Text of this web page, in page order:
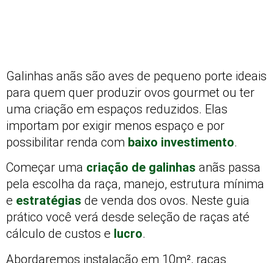
Galinhas anãs são aves de pequeno porte ideais
para quem quer produzir ovos gourmet ou ter
uma criação em espaços reduzidos. Elas
importam por exigir menos espaço e por
possibilitar renda com baixo investimento.
Começar uma criação de galinhas anãs passa
pela escolha da raça, manejo, estrutura mínima
e estratégias de venda dos ovos. Neste guia
prático você verá desde seleção de raças até
cálculo de custos e lucro.
Abordaremos instalação em 10m², raças